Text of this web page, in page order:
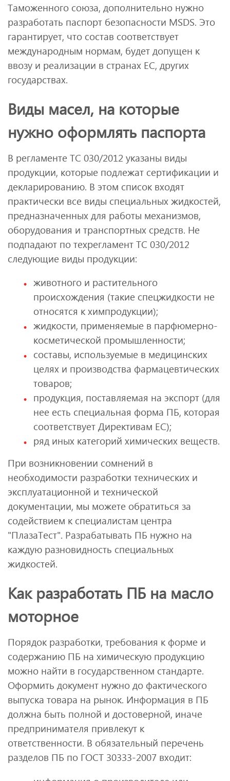
Таможенного союза, дополнительно нужно
разработать паспорт безопасности MSDS. Это
гарантирует, что состав соответствует
международным нормам, будет допущен к
ввозу и реализации в странах ЕС, других
государствах.
Виды масел, на которые
нужно оформлять паспорта
В регламенте ТС 030/2012 указаны виды
продукции, которые подлежат сертификации и
декларированию. В этом список входят
практически все виды специальных жидкостей,
предназначенных для работы механизмов,
оборудования и транспортных средств. Не
подпадают по техрегламент ТС 030/2012
следующие виды продукции:
животного и растительного
происхождения (такие спецжидкости не
относятся к химпродукции);
жидкости, применяемые в парфюмерно-
косметической промышленности;
составы, используемые в медицинских
целях и производства фармацевтических
товаров;
продукция, поставляемая на экспорт (для
нее есть специальная форма ПБ, которая
соответствует Директивам ЕС);
ряд иных категорий химических веществ.
При возникновении сомнений в
необходимости разработки технических и
эксплуатационной и технической
документации, мы можете обратиться за
содействием к специалистам центра
"ПлазаТест". Разрабатывать ПБ нужно на
каждую разновидность специальных
жидкостей.
Как разработать ПБ на масло
моторное
Порядок разработки, требования к форме и
содержанию ПБ на химическую продукцию
можно найти в государственном стандарте.
Оформить документ нужно до фактического
выпуска товара на рынок. Информация в ПБ
должна быть полной и достоверной, иначе
предпринимателя привлекут к
ответственности. В обязательный перечень
разделов ПБ по ГОСТ 30333-2007 входит: